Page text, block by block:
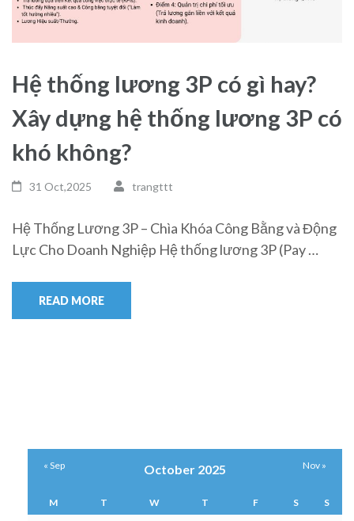
Hệ thống lương 3P có gì hay?
Xây dựng hệ thống lương 3P có
khó không?
31 Oct,2025 trangttt
Hệ Thống Lương 3P – Chìa Khóa Công Bằng và Động
Lực Cho Doanh Nghiệp Hệ thống lương 3P (Pay …
READ MORE
October 2025
M T W T F S S
« Sep Nov »